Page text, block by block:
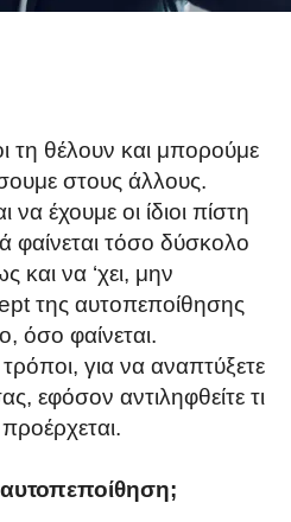
θέλουν και μπορούμε
στους άλλους.
έχουμε οι ίδιοι πίστη
φαίνεται τόσο δύσκολο
και να ‘χει, μην
της αυτοπεποίθησης
όσο φαίνεται.
για να αναπτύξετε
εφόσον αντιληφθείτε τι